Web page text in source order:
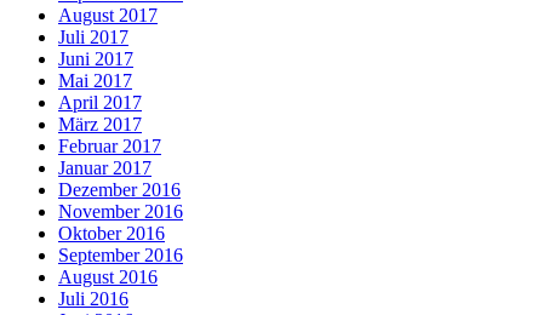
August 2017
Juli 2017
Juni 2017
Mai 2017
April 2017
März 2017
Februar 2017
Januar 2017
Dezember 2016
November 2016
Oktober 2016
September 2016
August 2016
Juli 2016